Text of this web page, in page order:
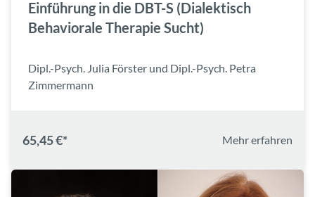
Einführung in die DBT-S (Dialektisch
Behaviorale Therapie Sucht)
Dipl.-Psych. Julia Förster und Dipl.-Psych. Petra
Zimmermann
65,45 €* Mehr erfahren